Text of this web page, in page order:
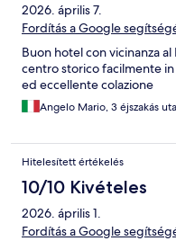
2026. április 7.
Fordítás a Google
Buon hotel con vicinanza
centro storico facilmente
ed eccellente colazione
Angelo Mario, 3 éjszakás
Hitelesített értékelés
10/10 Kivételes
2026. április 1.
Fordítás a Google